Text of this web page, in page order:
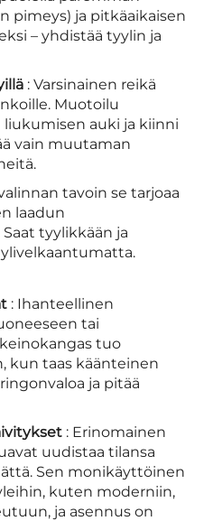
pimeys) ja pitkäaikaisen
– yhdistää tyylin ja
: Varsinainen reikä
Muotoilu
auki ja kiinni
vain muutaman
tavoin se tarjoaa
laadun
tyylikkään ja
: Ihanteellinen
tai
tuo
kun taas käänteinen
ja pitää
: Erinomainen
uudistaa tilansa
Sen monikäyttöinen
kuten moderniin,
ja asennus on